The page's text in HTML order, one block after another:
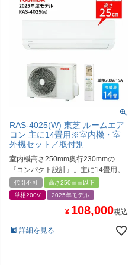
RAS-4025(W) 東芝 ルームエア
コン 主に14畳用※室内機・室
外機セット／取付別
室内機高さ250mm奥行230mmの
『コンパクト設計』。主に14畳用。
代引不可
高さ250ｍｍ以下
単相200V
2025年モデル
¥ 108,000税込
詳細を見る